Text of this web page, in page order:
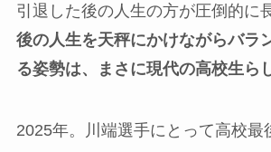
引退した後の人生の方が圧倒的に
後の人生を天秤にかけながらバラ
る姿勢は、まさに現代の高校生ら
2025年。川端選手にとって高校最